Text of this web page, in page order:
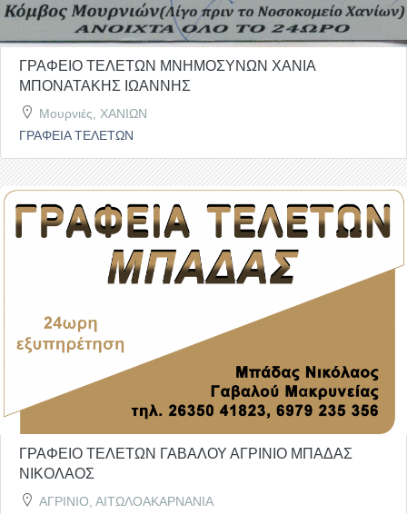
ΓΡΑΦΕΙΟ ΤΕΛΕΤΩΝ ΜΝΗΜΟΣΥΝΩΝ ΧΑΝΙΑ
ΜΠΟΝΑΤΑΚΗΣ ΙΩΑΝΝΗΣ
Μουρνιές, ΧΑΝΙΩΝ
ΓΡΑΦΕΙΑ ΤΕΛΕΤΩΝ
ΓΡΑΦΕΙΟ ΤΕΛΕΤΩΝ ΓΑΒΑΛΟΥ ΑΓΡΙΝΙΟ ΜΠΑΔΑΣ
ΝΙΚΟΛΑΟΣ
ΑΓΡΙΝΙΟ, ΑΙΤΩΛΟΑΚΑΡΝΑΝΙΑ